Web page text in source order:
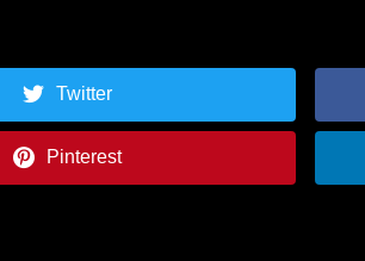
Twitter
Pinterest